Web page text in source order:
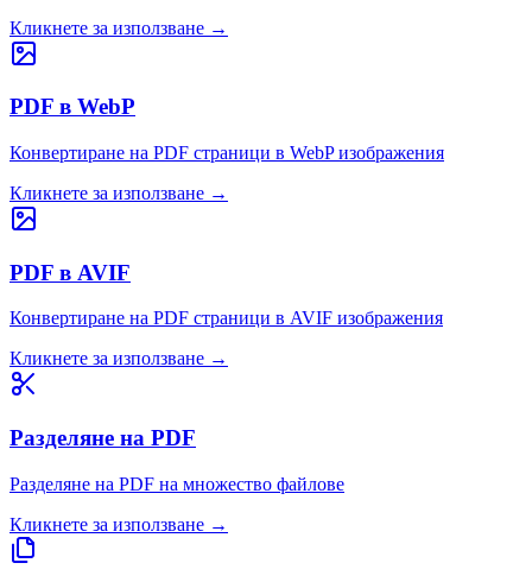
Кликнете за използване →
PDF в WebP
Конвертиране на PDF страници в WebP изображения
Кликнете за използване →
PDF в AVIF
Конвертиране на PDF страници в AVIF изображения
Кликнете за използване →
Разделяне на PDF
Разделяне на PDF на множество файлове
Кликнете за използване →